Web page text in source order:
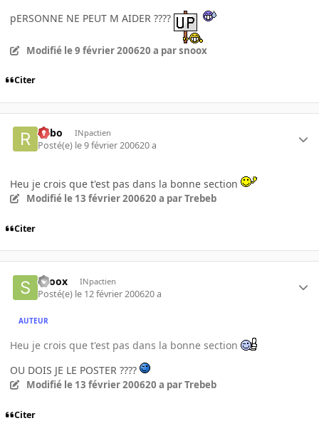
pERSONNE NE PEUT M AIDER ????
Modifié le 9 février 200620 a par snoox
Citer
risbo INpactien
Posté(e) le 9 février 200620 a
Heu je crois que t'est pas dans la bonne section
Modifié le 13 février 200620 a par Trebeb
Citer
snoox INpactien
Posté(e) le 12 février 200620 a
AUTEUR
Heu je crois que t'est pas dans la bonne section
OU DOIS JE LE POSTER ????
Modifié le 13 février 200620 a par Trebeb
Citer